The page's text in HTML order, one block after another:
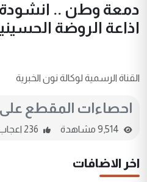
دمعة وطن .. انشودة
اذاعة الروضة
القناة الرسمية لوكالة نون الخبرية
احصاءات المقطع
اخر الاضافات